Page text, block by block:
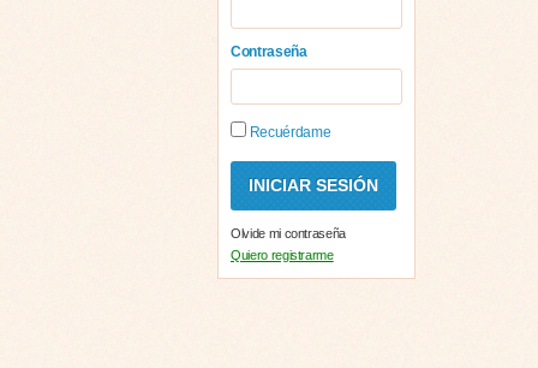
Contraseña
Recuérdame
Olvide mi contraseña
Quiero registrarme